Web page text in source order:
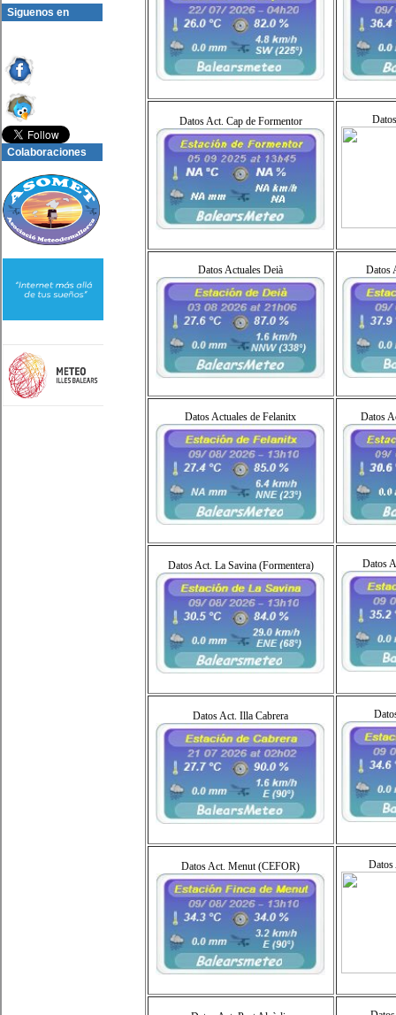
Siguenos en
Colaboraciones
Datos Act. Cap de Formentor
Datos Actuales Deià Datos
Datos Actuales de Felanitx Datos
Datos Act. La Savina (Formentera) Datos
Datos Act. Illa Cabrera
Datos Act. Menut (CEFOR)